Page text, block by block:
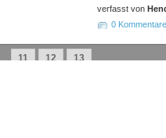
verfasst von
0 Kommentare
... 11 12 13